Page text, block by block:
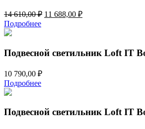
14 610,00₽ Первоначальная
610,00 ₽.
11 688,00 ₽Текущая
Подробнее
Подвесной светильник Loft IT
10 790,00 ₽
Подробнее
Подвесной светильник Loft IT